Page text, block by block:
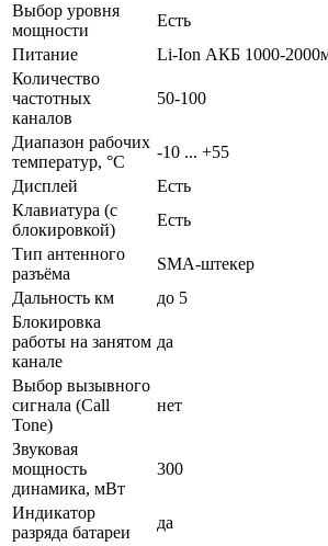
Выбор уровня
мощности
Есть
Питание
Li-Ion АКБ 1000-
Количество
частотных
каналов
50-100
Диапазон рабочих
температур, °С
-10 ... +55
Дисплей
Есть
Клавиатура (с
блокировкой)
Есть
Тип антенного
разъёма
SMA-штекер
Дальность км
до 5
Блокировка
работы на занятом
канале
да
Выбор вызывного
сигнала (Call
Tone)
нет
Звуковая
мощность
динамика, мВт
300
Индикатор
разряда батареи
да